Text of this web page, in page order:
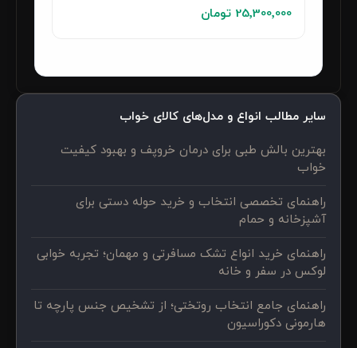
25٬300٬000 تومان
سایر مطالب انواع و مدل‌های کالای خواب
بهترین بالش طبی برای درمان خروپف و بهبود کیفیت
خواب
راهنمای تخصصی انتخاب و خرید حوله دستی برای
آشپزخانه و حمام
راهنمای خرید انواع تشک مسافرتی و مهمان؛ تجربه خوابی
لوکس در سفر و خانه
راهنمای جامع انتخاب روتختی؛ از تشخیص جنس پارچه تا
هارمونی دکوراسیون